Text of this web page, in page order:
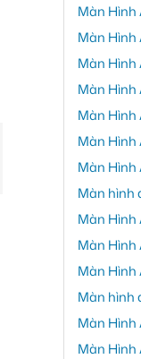
Màn Hình
Màn Hình
Màn Hình
Màn Hình
Màn Hình
Màn Hình
Màn Hình
Màn hình
Màn Hình
Màn Hình
Màn Hình
Màn hình
Màn Hình
Màn Hình